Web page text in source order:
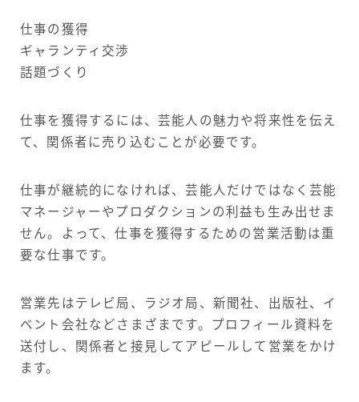
仕事の獲得
ギャランティ交渉
話題づくり
仕事を獲得するには、芸能人の魅力や将来性を伝え
て、関係者に売り込むことが必要です。
仕事が継続的になければ、芸能人だけではなく芸能
マネージャーやプロダクションの利益も生み出せま
せん。よって、仕事を獲得するための営業活動は重
要な仕事です。
営業先はテレビ局、ラジオ局、新聞社、出版社、イ
ベント会社などさまざまです。プロフィール資料を
送付し、関係者と接見してアピールして営業をかけ
ます。